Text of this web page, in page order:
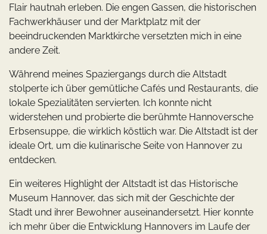
Flair hautnah erleben. Die engen Gassen, die historischen
Fachwerkhäuser und der Marktplatz mit der
beeindruckenden Marktkirche versetzten mich in eine
andere Zeit.
Während meines Spaziergangs durch die Altstadt
stolperte ich über gemütliche Cafés und Restaurants, die
lokale Spezialitäten servierten. Ich konnte nicht
widerstehen und probierte die berühmte Hannoversche
Erbsensuppe, die wirklich köstlich war. Die Altstadt ist der
ideale Ort, um die kulinarische Seite von Hannover zu
entdecken.
Ein weiteres Highlight der Altstadt ist das Historische
Museum Hannover, das sich mit der Geschichte der
Stadt und ihrer Bewohner auseinandersetzt. Hier konnte
ich mehr über die Entwicklung Hannovers im Laufe der